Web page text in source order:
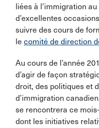
liées à l’immigration
d’excellentes
suivre des cours de
le comité de direction
Au cours de l’année
d’agir de façon
droit, des politiques et
d’immigration
se rencontrera ce
dont les initiatives